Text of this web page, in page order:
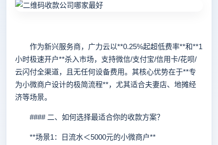
作为新兴服务商，广力云以**0.25%起超低费率**和**1
小时极速开户**杀入市场，支持微信/支付宝/信用卡/花呗/
云闪付全渠道，且无任何设备费用。其核心优势在于**专
为小微商户设计的极简流程**，尤其适合夫妻店、地摊经
济等场景。
#### 二、如何选择最适合你的收款方案？
**场景1：日流水＜5000元的小微商户**